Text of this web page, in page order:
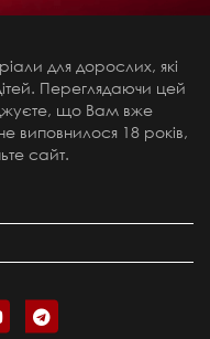
для дорослих, які
Переглядаючи цей
що Вам вже
виповнилося 18 років,
сайт.